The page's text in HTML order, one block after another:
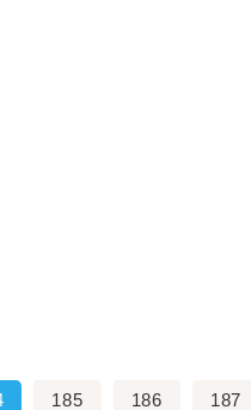
185 186 187